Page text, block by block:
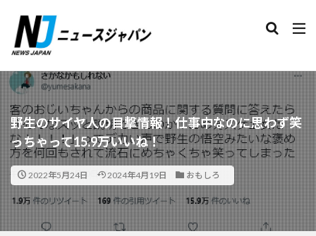
野生のサイヤ人の目撃情報！仕事中なのに思わず笑
っちゃって15.9万いいね！
2022年5月24日 2024年4月19日 おもしろ
検索